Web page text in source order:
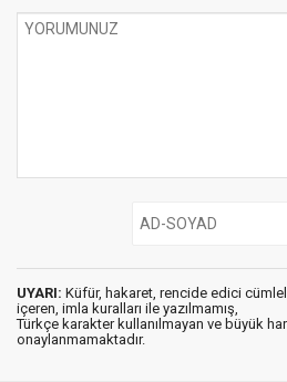
UYARI: Küfür, hakaret, rencide edici
içeren, imla kuralları ile yazılmamış,
Türkçe karakter kullanılmayan ve büyük
onaylanmamaktadır.